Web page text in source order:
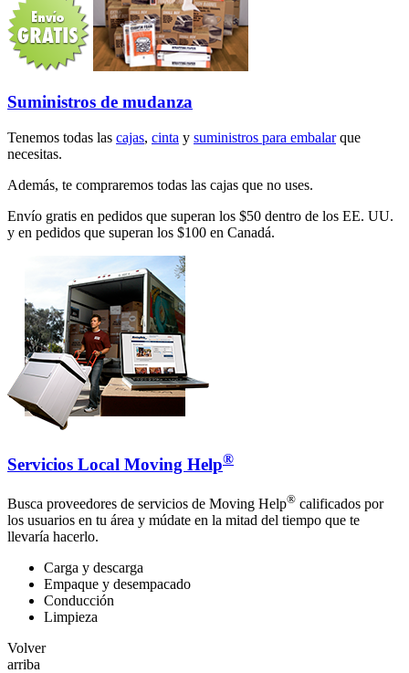
Suministros de mudanza
Tenemos todas las cajas, cinta y suministros para embalarque
necesitas.
Además, te compraremos todas las cajas que no uses.
Envío gratis en pedidos que superan los $50 dentro de los EE. UU.
y en pedidos que superan los $100 en Canadá.
Servicios Local Moving Help®
Busca proveedores de servicios de Moving Help® calificados por
los usuarios en tu área y múdate en la mitad del tiempo que te
llevaría hacerlo.
Carga y descarga
Empaque y desempacado
Conducción
Limpieza
Volver
arriba